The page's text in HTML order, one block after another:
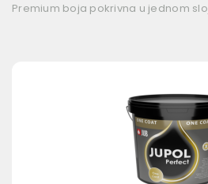
Premium boja pokrivna u jednom